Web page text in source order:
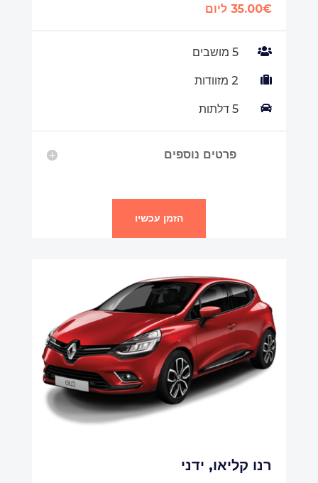
35.00€ ליום
 5 מושבים
 2 מזוודות
 5 דלתות
פרטים נוספים
הזמן עכשיו
רנו קליאו, ידני